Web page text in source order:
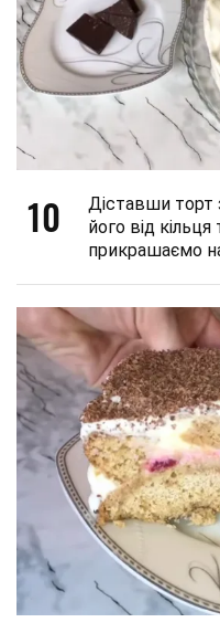
10
Діставши торт
його від кільця
прикрашаємо